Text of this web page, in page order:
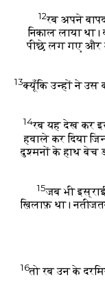
12रब अपने
निकाल लाया
पीछे लग गए और
13क्यूँकि उन्हों ने उस
14रब यह देख कर
हवाले कर दिया
दुश्मनों के हाथ बेच
15जब भी
ख़िलाफ़ था।
16तो रब उन के